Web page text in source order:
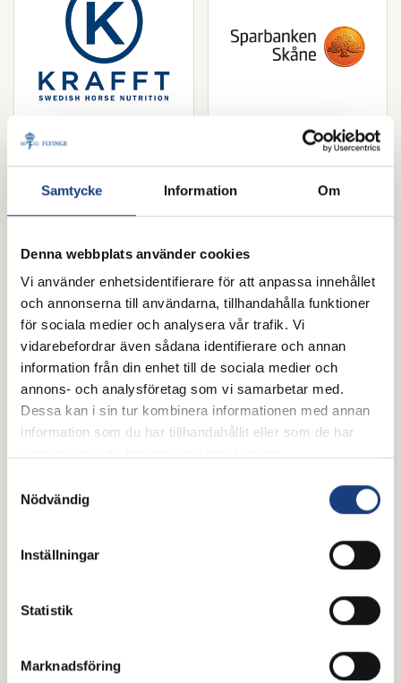
Samtycke Information Om
Denna webbplats använder cookies
Vi använder enhetsidentifierare för att anpassa innehållet
och annonserna till användarna, tillhandahålla funktioner
för sociala medier och analysera vår trafik. Vi
vidarebefordrar även sådana identifierare och annan
information från din enhet till de sociala medier och
annons- och analysföretag som vi samarbetar med.
Dessa kan i sin tur kombinera informationen med annan
information som du har tillhandahållit eller som de har
Nödvändig
Inställningar
Statistik
Marknadsföring